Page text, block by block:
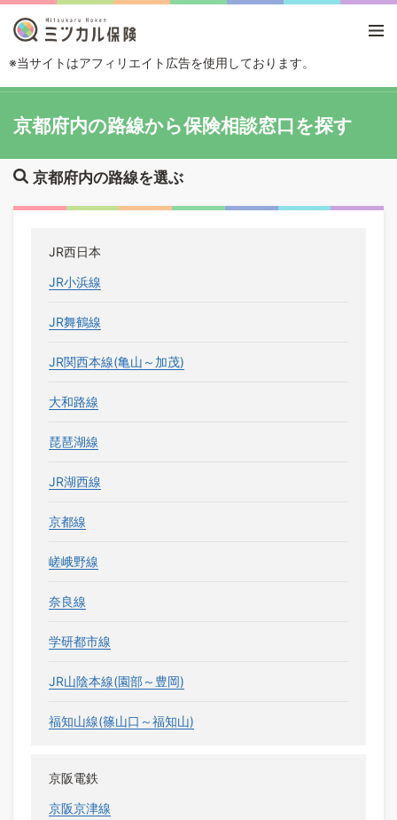
※当サイトはアフィリエイト広告を使用しております。
京都府内の路線から保険相談窓口を探す
京都府内の路線を選ぶ
JR西日本
JR小浜線
JR舞鶴線
JR関西本線(亀山～加茂)
大和路線
琵琶湖線
JR湖西線
京都線
嵯峨野線
奈良線
学研都市線
JR山陰本線(園部～豊岡)
福知山線(篠山口～福知山)
京阪電鉄
京阪京津線